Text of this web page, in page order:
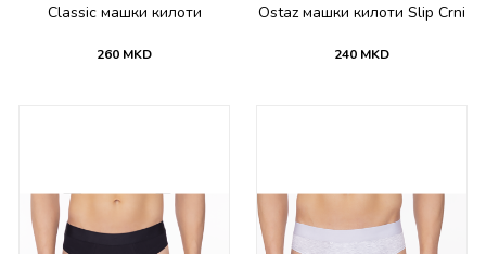
Classic машки килоти
260 MKD
Ostaz машки килоти Slip Crni
240 MKD